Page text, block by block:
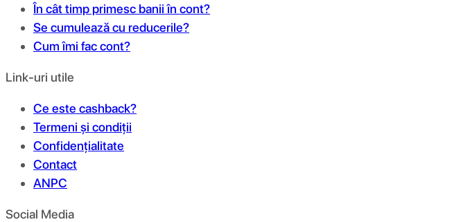
În cât timp primesc banii în cont?
Se cumulează cu reducerile?
Cum îmi fac cont?
Link-uri utile
Ce este cashback?
Termeni și condiții
Confidențialitate
Contact
ANPC
Social Media